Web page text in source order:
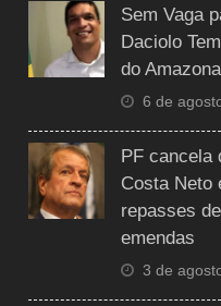
Sem Vaga
Daciolo
do
6 de
PF cancela
Costa Neto
repasses
emendas
3 de